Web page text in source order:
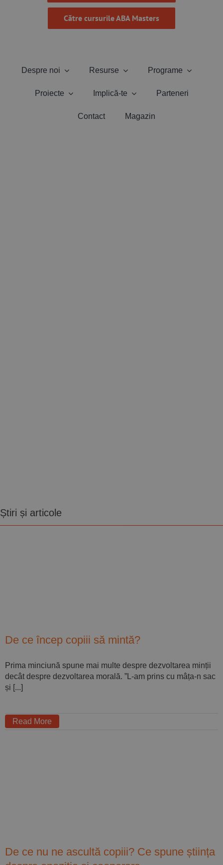
Către cursurile ABA Masters
Despre noi Resurse Programe
Proiecte Implică-te Parteneri
Contact Magazin
Știri și articole
De ce încep copiii să mintă?
Prima minciună spune mai multe despre dezvoltarea minții
decât despre dezvoltarea morală. ”L-am prins cu mâța-n sac
și [...]
Read More
De ce nu ne ascultă copiii? Ce spune știința